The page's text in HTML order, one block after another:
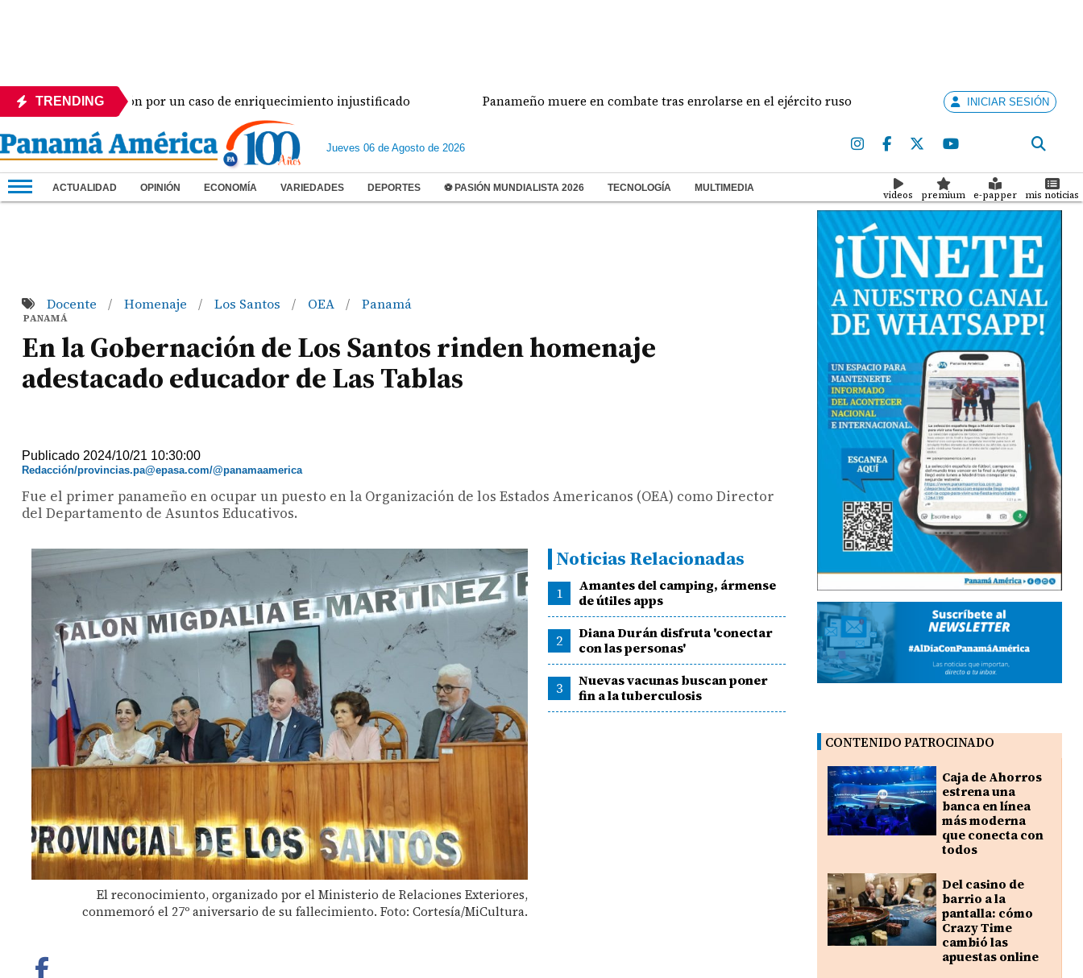
TRENDING
en prisión por un caso de enriquecimiento injustificado Panameño muere en combate tras enrolarse en el ejército ruso Hallan arma de fuego en la
INICIAR SESIÓN
Jueves 06 de Agosto de 2026
ACTUALIDAD OPINIÓN ECONOMÍA VARIEDADES DEPORTES ⚽ PASIÓN MUNDIALISTA 2026 TECNOLOGÍA MULTIMEDIA
videos premium e-papper mis noticias
Docente / Homenaje / Los Santos / OEA / Panamá
PANAMÁ
En la Gobernación de Los Santos rinden homenaje
adestacado educador de Las Tablas
Publicado 2024/10/21 10:30:00
Redacción/provincias.pa@epasa.com/@panamaamerica
Fue el primer panameño en ocupar un puesto en la Organización de los Estados Americanos (OEA) como Director
del Departamento de Asuntos Educativos.
El reconocimiento, organizado por el Ministerio de Relaciones Exteriores,
conmemoró el 27º aniversario de su fallecimiento. Foto: Cortesía/MiCultura.
Noticias Relacionadas
1
Amantes del camping, ármense
de útiles apps
2
Diana Durán disfruta 'conectar
con las personas'
3
Nuevas vacunas buscan poner
fin a la tuberculosis
CONTENIDO PATROCINADO
Caja de Ahorros
estrena una
banca en línea
más moderna
que conecta con
todos
Del casino de
barrio a la
pantalla: cómo
Crazy Time
cambió las
apuestas online